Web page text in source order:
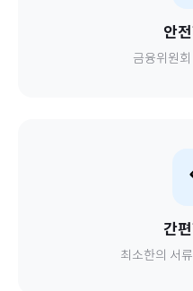
안
금융위원
간
최소한의 서